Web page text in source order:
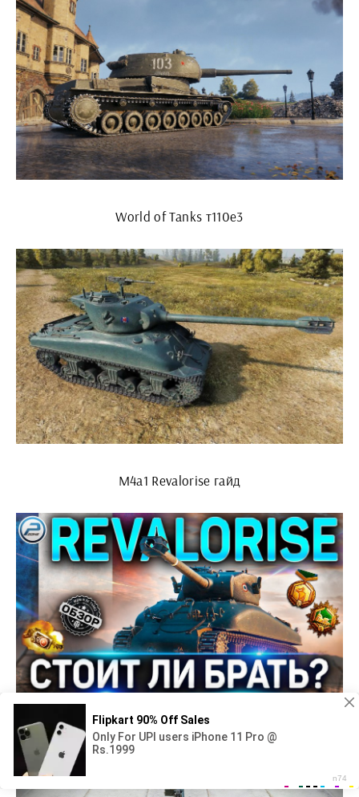
World of Tanks т110е3
M4a1 Revalorise гайд
Колижн модель танка m4a1 re